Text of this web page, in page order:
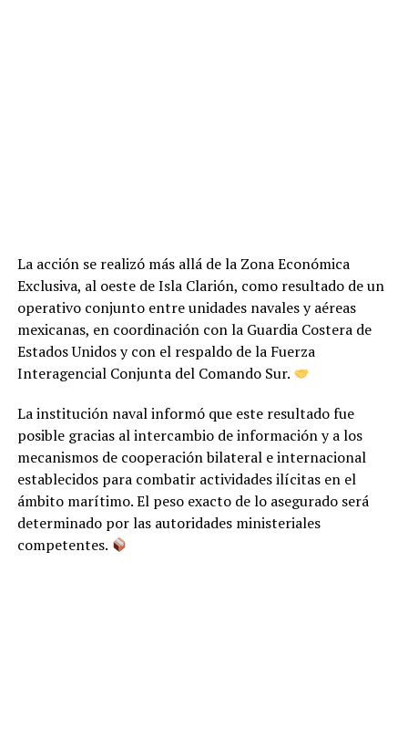
La acción se realizó más allá de la Zona Económica
Exclusiva, al oeste de Isla Clarión, como resultado de un
operativo conjunto entre unidades navales y aéreas
mexicanas, en coordinación con la Guardia Costera de
Estados Unidos y con el respaldo de la Fuerza
Interagencial Conjunta del Comando Sur.
La institución naval informó que este resultado fue
posible gracias al intercambio de información y a los
mecanismos de cooperación bilateral e internacional
establecidos para combatir actividades ilícitas en el
ámbito marítimo. El peso exacto de lo asegurado será
determinado por las autoridades ministeriales
competentes.